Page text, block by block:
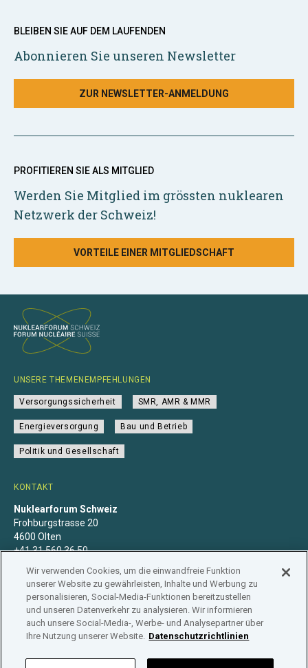
BLEIBEN SIE AUF DEM LAUFENDEN
Abonnieren Sie unseren Newsletter
ZUR NEWSLETTER-ANMELDUNG
PROFITIEREN SIE ALS MITGLIED
Werden Sie Mitglied im grössten nuklearen
Netzwerk der Schweiz!
VORTEILE EINER MITGLIEDSCHAFT
KONTAKT
Nuklearforum Schweiz
Frohburgstrasse 20
4600 Olten
+41 31 560 36 50
info@nuklearforum.ch
UNSERE THEMENEMPFEHLUNGEN
Versorgungssicherheit SMR, AMR & MMR
Energieversorgung Bau und Betrieb
Politik und Gesellschaft
Datenschutzerklärung Impressum Mitgliedschaft
Branchenregister
Wir verwenden Cookies, um die einwandfreie Funktion
unserer Website zu gewährleisten, Inhalte und Werbung zu
personalisieren, Social-Media-Funktionen bereitzustellen
und unseren Datenverkehr zu analysieren. Wir informieren
auch unsere Social-Media-, Werbe- und Analysepartner über
Ihre Nutzung unserer Website. Datenschutzrichtlinien